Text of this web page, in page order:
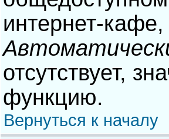
интернет-кафе,
отсутствует,
функцию.
Вернуться к началу